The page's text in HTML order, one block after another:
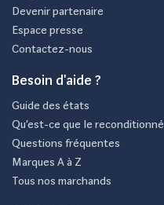
Enfin, la majorité des
sont soumis à un
investissant dans un
utilisateurs marient
écologique.
Devenir partenaire
Espace presse
Contactez-nous
Besoin d'aide ?
Guide des états
Qu’est-ce que le reconditionné
Questions fréquentes
Marques A à Z
Tous nos marchands